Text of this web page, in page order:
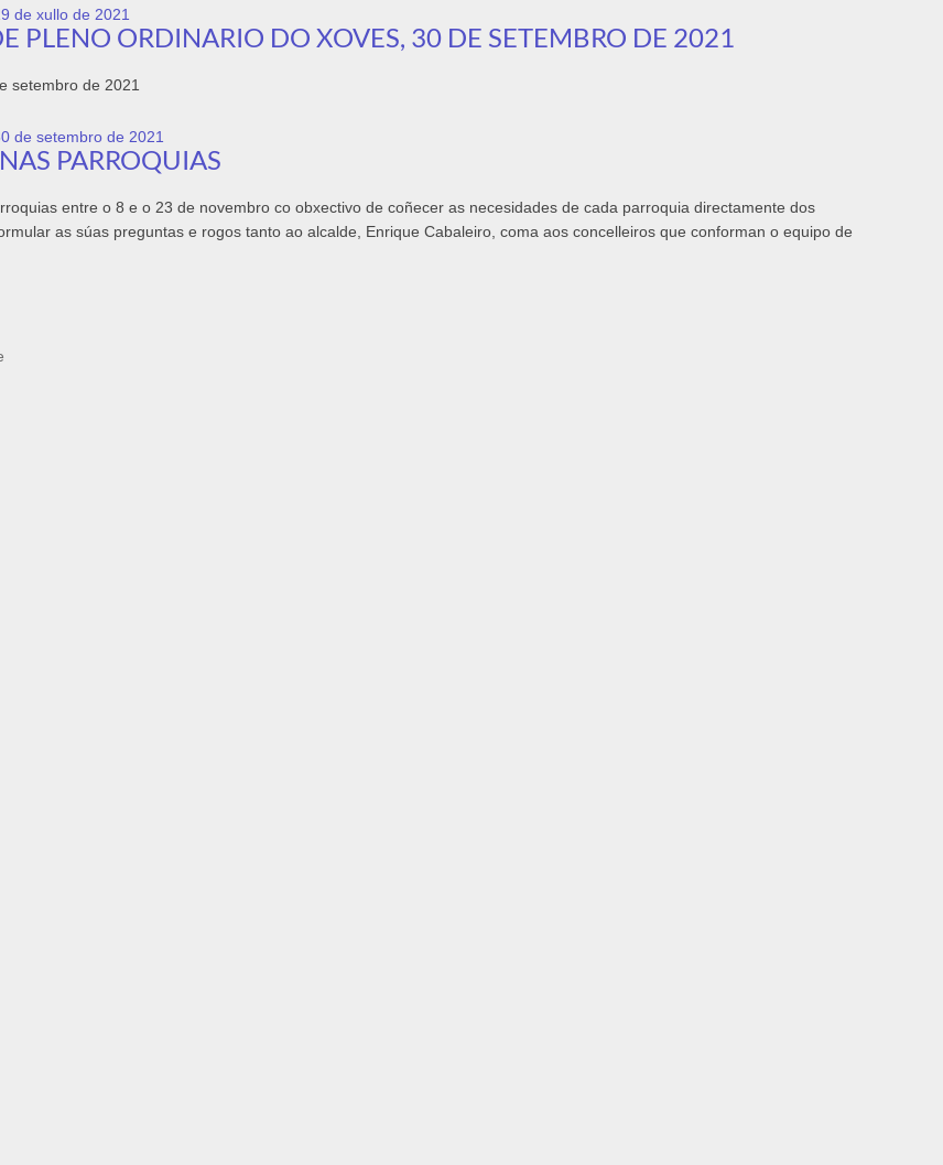
de xullo de 2021
PLENO ORDINARIO DO XOVES, 30 DE SETEMBRO DE 2021
setembro de 2021
de setembro de 2021
PARROQUIAS
entre o 8 e o 23 de novembro co obxectivo de coñecer as necesidades de cada parroquia directamente dos
as súas preguntas e rogos tanto ao alcalde, Enrique Cabaleiro, coma aos concelleiros que conforman o equipo de